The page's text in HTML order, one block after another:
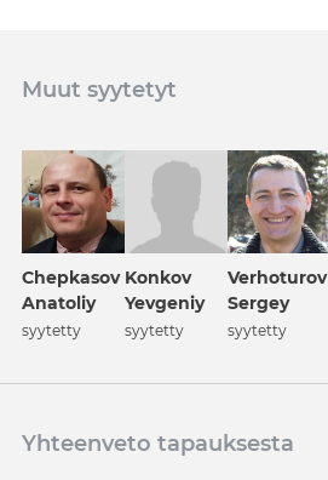
Muut syytetyt
Chepkasov
Anatoliy
syytetty
Konkov
Yevgeniy
syytetty
Verhoturov
Sergey
syytetty
Yhteenveto tapauksesta